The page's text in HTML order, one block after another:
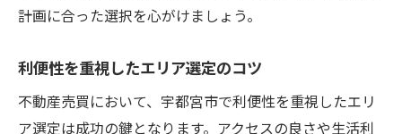
計画に合った選択を心がけましょう。
利便性を重視したエリア選定のコツ
不動産売買において、宇都宮市で利便性を重視したエリ